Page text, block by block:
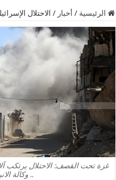
الرئيسية / أخبار / الاحتلال الإسرائيلي ارتكب 3465
​غزة تحت القصف: الاحتلال يرتكب
.. وكالة